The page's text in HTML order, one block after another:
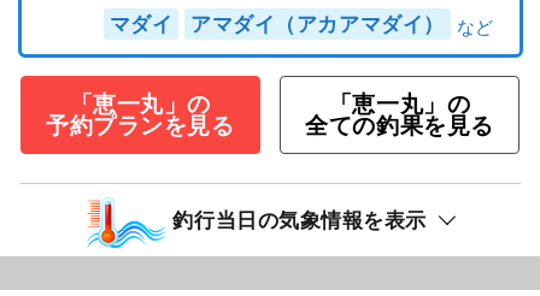
マダイ アマダイ（アカアマダイ）
「恵一丸」の
予約プランを見る
「恵一丸」の
全ての釣果を見る
釣行当日の気象情報を表示